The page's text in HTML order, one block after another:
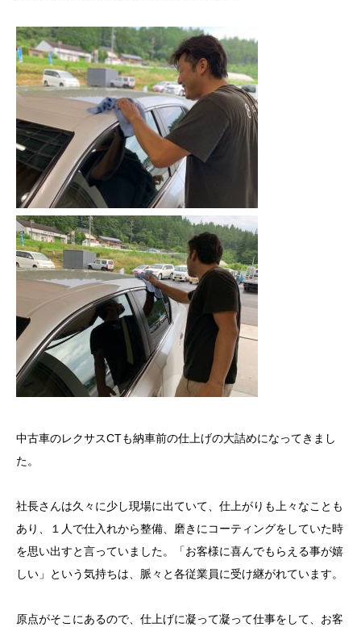
中古車のレクサスCTも納車前の仕上げの大詰めになってきまし
た。
社長さんは久々に少し現場に出ていて、仕上がりも上々なことも
あり、１人で仕入れから整備、磨きにコーティングをしていた時
を思い出すと言っていました。「お客様に喜んでもらえる事が嬉
しい」という気持ちは、脈々と各従業員に受け継がれています。
原点がそこにあるので、仕上げに凝って凝って仕事をして、お客